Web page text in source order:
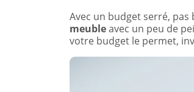
Avec un budget serré,
meubleavec un peu de
votre budget le permet,